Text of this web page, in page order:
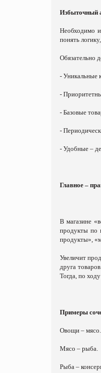
Избыточный
Необходимо
понять
Обязательно
- Уникальные
-
- Базовые
-
- Удобные –
Главное –
В магазине
продукты по
продукты»,
Увеличит
друга
Тогда, по
Примеры
Овощи – мясо.
Мясо – рыба.
Рыба –